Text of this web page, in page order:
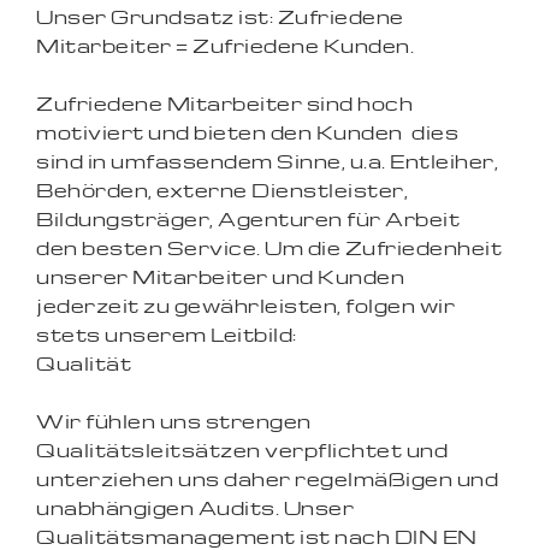
Unser Grundsatz ist: Zufriedene
Mitarbeiter = Zufriedene Kunden.
Zufriedene Mitarbeiter sind hoch
motiviert und bieten den Kunden  dies
sind in umfassendem Sinne, u.a. Entleiher,
Behörden, externe Dienstleister,
Bildungsträger, Agenturen für Arbeit 
den besten Service. Um die Zufriedenheit
unserer Mitarbeiter und Kunden
jederzeit zu gewährleisten, folgen wir
stets unserem Leitbild:
Qualität
Wir fühlen uns strengen
Qualitätsleitsätzen verpflichtet und
unterziehen uns daher regelmäßigen und
unabhängigen Audits. Unser
Qualitätsmanagement ist nach DIN EN